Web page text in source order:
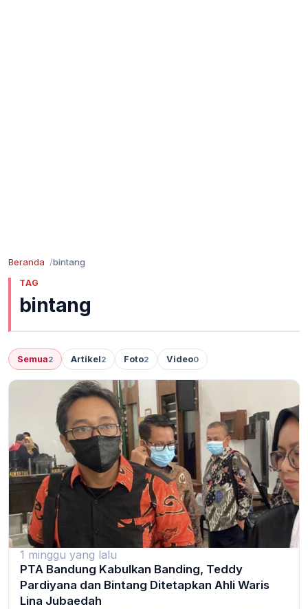
Beranda bintang
TAG
bintang
Semua2 Artikel2 Foto2 Video0
1 minggu yang lalu
PTA Bandung Kabulkan Banding, Teddy
Pardiyana dan Bintang Ditetapkan Ahli Waris
Lina Jubaedah